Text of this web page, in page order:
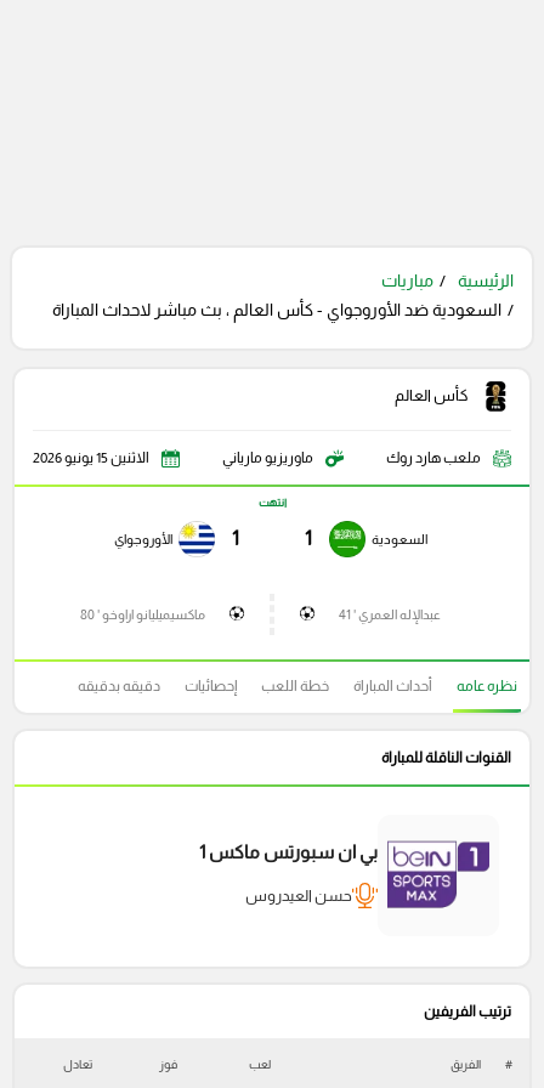
الرئيسية
مباريات
السعودية ضد الأوروجواي - كأس العالم ، بث مباشر لاحداث المباراة
كأس العالم
ملعب هارد روك ماوريزيو مارياني الاثنين 15 يونيو 2026
السعودية 1
انتهت
1 الأوروجواي
عبدالإله العمري ' 41 ماكسيميليانو اراوخو ' 80
نظره عامه أحداث المباراة خطة اللعب إحصائيات دقيقه بدقيقه
القنوات الناقلة للمباراة
بي ان سبورتس ماكس 1
حسن العيدروس
ترتيب الفريفين
# الفريق لعب فوز تعادل